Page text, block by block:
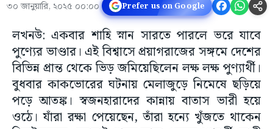
৩০ জানুয়ারি, ২০২৫ ০০:০০ Prefer us on Google
লখনউ: একবার শাহি স্নান সারতে পারলে ভরে যাবে
পুণ্যের ভাণ্ডার। এই বিশ্বাসে প্রয়াগরাজের সঙ্গমে দেশের
বিভিন্ন প্রান্ত থেকে ভিড় জমিয়েছিলেন লক্ষ লক্ষ পুণ্যার্থী।
বুধবার কাকভোরের ঘটনায় মেলাজুড়ে নিমেষে ছড়িয়ে
পড়ে আতঙ্ক। স্বজনহারাদের কান্নায় বাতাস ভারী হয়ে
ওঠে। যাঁরা রক্ষা পেয়েছেন, তাঁরা হন্যে খুঁজতে থাকেন